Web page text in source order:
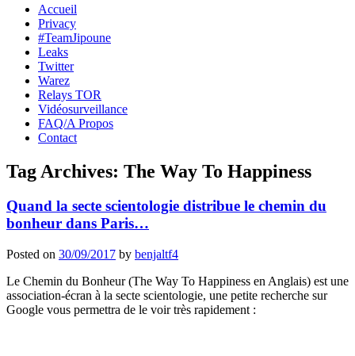
Skip
content
Accueil
Privacy
#TeamJipoune
Leaks
Twitter
Warez
Relays TOR
Vidéosurveillance
FAQ/A Propos
Contact
Tag Archives: The Way To Happiness
Quand la secte scientologie distribue le chemin du
bonheur dans Paris…
Posted on 30/09/2017 by benjaltf4
Le Chemin du Bonheur (The Way To Happiness en Anglais) est une
association-écran à la secte scientologie, une petite recherche sur
Google vous permettra de le voir très rapidement :